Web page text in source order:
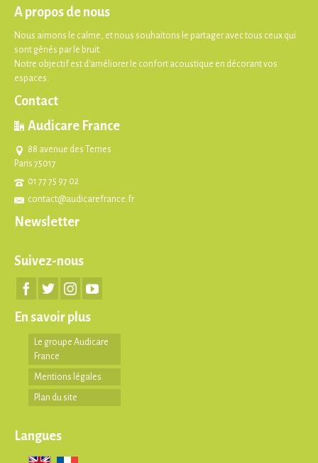
A propos de nous
Nous aimons le calme, et nous souhaitons le partager avec tous ceux qui
sont gênés par le bruit.
Notre objectif est d'améliorer le confort acoustique en décorant vos
espaces.
Contact
Audicare France
88 avenue des Ternes
Paris 75017
01 77 75 97 02
contact@audicarefrance.fr
Newsletter
Suivez-nous
En savoir plus
Le groupe Audicare
France
Mentions légales
Plan du site
Langues